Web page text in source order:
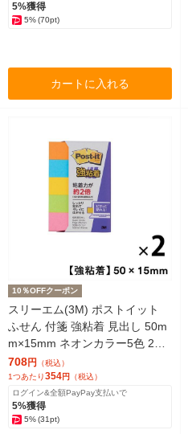
5%獲得
5%(70pt)
カートに入れる
10％OFFクーポン
スリーエム(3M) ポストイット
ふせん 付箋 強粘着 見出し 50m
m×15mm ネオンカラー5色 2パ
ック（5冊入×2） 700SS-NE
708円 （税込）
1つあたり354円 （税込）
ログイン&全額PayPay支払いで
5%獲得
5%(31pt)